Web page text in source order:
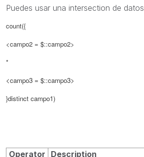
Puedes usar una intersection de datos
count({
<campo2 = $::campo2>
*
<campo3 = $::campo3>
}distinct campo1)
Operator Description